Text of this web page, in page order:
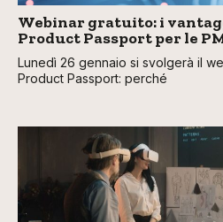
Webinar gratuito: i
Product Passport per le
Lunedì 26 gennaio si svolgerà il
Product Passport: perché